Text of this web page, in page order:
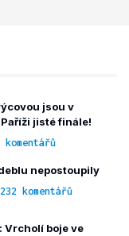
jsou v
jisté finále!
komentářů
nepostoupily
232 komentářů
Vrcholí boje ve